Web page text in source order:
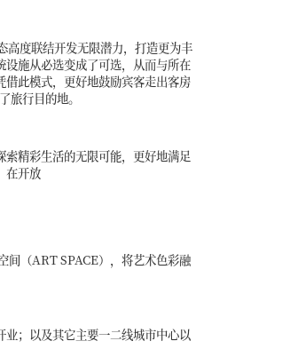
度联结开发无限潜力，打造更为丰
施从必选变成了可选，从而与所在
此模式，更好地鼓励宾客走出客房
行目的地。
精彩生活的无限可能，更好地满足
在开放
间（ART SPACE），将艺术色彩融
；以及其它主要一二线城市中心以